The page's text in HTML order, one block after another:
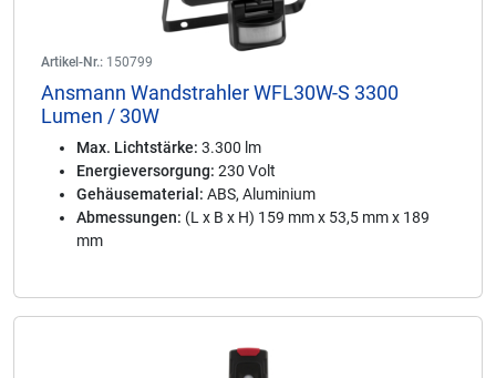
Artikel-Nr.: 150799
Ansmann Wandstrahler WFL30W-S 3300
Lumen / 30W
Max. Lichtstärke: 3.300 lm
Energieversorgung: 230 Volt
Gehäusematerial: ABS, Aluminium
Abmessungen: (L x B x H) 159 mm x 53,5 mm x 189
mm